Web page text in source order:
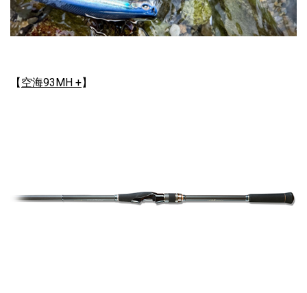
【空海93MH +】